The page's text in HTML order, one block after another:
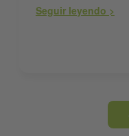
construir una
estos
una caseta puede
Seguir leyendo >